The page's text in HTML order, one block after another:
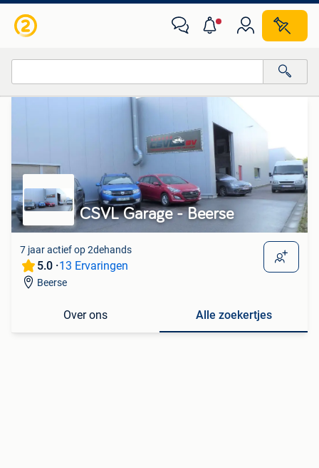
Alle afstanden…
Van deze adverteerder
CSVL Garage - Beerse
7 jaar actief op 2dehands
5.0 ·13 Ervaringen
Beerse
Over ons Alle zoekertjes